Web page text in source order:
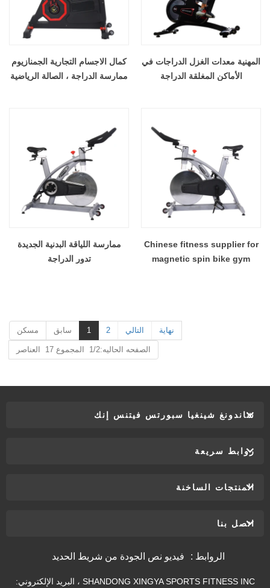
كمال الاجسام التجارية الجمنازيوم
ممارسة الدراجة ، الصالة الرياضية
المهنية معدات الغزل الدراجات في
الأماكن المغلقة الدراجة
ممارسة اللياقة البدنية الجديدة
تدور الدراجة
Chinese fitness supplier for
magnetic spin bike gym
مسكن سابق 1 2 التالي نهاية
الصفحه الحاليه:1/2 المجموع 17 العناصر
شاندونغ شينغيا سبورتس فيتنس إنك
روابط سريعة
المنتجات الساخنة
اتصل بنا
الروابط : فيديو نص الجودة من شريط الحديد
SHANDONG XINGYA SPORTS FITNESS INC ، البريد الإلكتروني: